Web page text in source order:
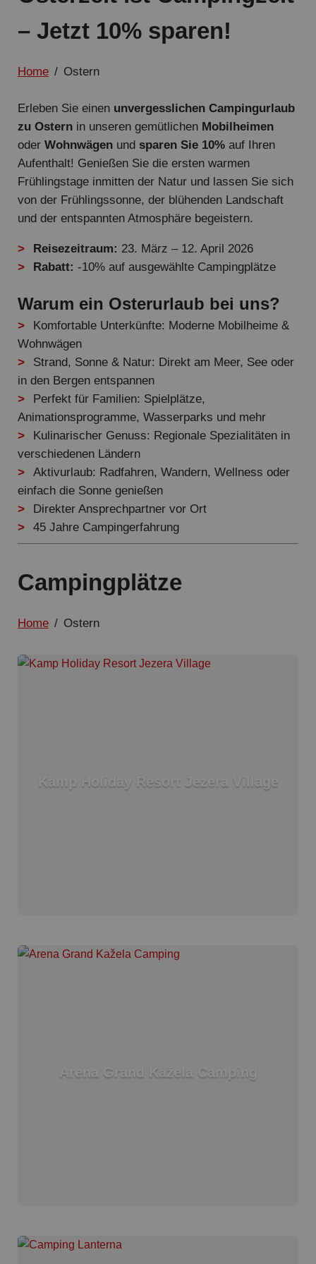
– Jetzt 10% sparen!
Home / Ostern
Erleben Sie einen unvergesslichen Campingurlaub
zu Ostern in unseren gemütlichen Mobilheimen
oder Wohnwägen und sparen Sie 10% auf Ihren
Aufenthalt! Genießen Sie die ersten warmen
Frühlingstage inmitten der Natur und lassen Sie sich
von der Frühlingssonne, der blühenden Landschaft
und der entspannten Atmosphäre begeistern.
Reisezeitraum: 23. März – 12. April 2026
Rabatt: -10% auf ausgewählte Campingplätze
Warum ein Osterurlaub bei uns?
Komfortable Unterkünfte: Moderne Mobilheime &
Wohnwägen
Strand, Sonne & Natur: Direkt am Meer, See oder
in den Bergen entspannen
Perfekt für Familien: Spielplätze,
Animationsprogramme, Wasserparks und mehr
Kulinarischer Genuss: Regionale Spezialitäten in
verschiedenen Ländern
Aktivurlaub: Radfahren, Wandern, Wellness oder
einfach die Sonne genießen
Direkter Ansprechpartner vor Ort
45 Jahre Campingerfahrung
Campingplätze
Home / Ostern
Kamp Holiday Resort Jezera Village
Arena Grand Kažela Camping